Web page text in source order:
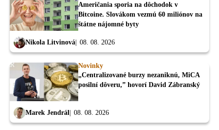
Američania sporia na dôchodok v
Bitcoine. Slovákom vezmú 60 miliónov na
štátne nájomné byty
Nikola Litvinová 08. 08. 2026
Novinky
„Centralizované burzy nezaniknú, MiCA
posilní dôveru,” hovorí David Zábranský
Marek Jendrál 08. 08. 2026